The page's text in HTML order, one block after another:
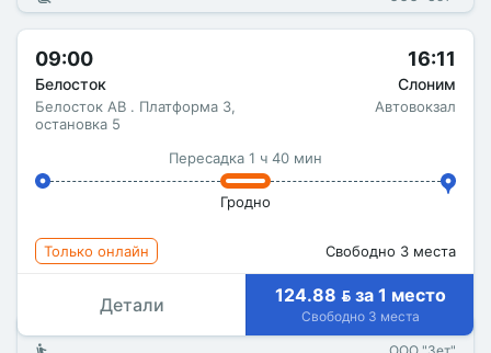
09:00
Белосток
Белосток АВ . Платформа 3,
остановка 5
16:11
Слоним
Автовокзал
Пересадка 1 ч 40 мин
Гродно
Только онлайн Свободно 3 места
Детали 124.88  за 1 место
Свободно 3 места